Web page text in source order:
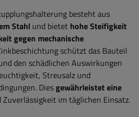
besteht aus
Stahl und bietet hohe Steifigkeit
gegen mechanische
schützt das Bauteil
den schädlichen Auswirkungen
Streusalz und
Diesgewährleistet eine
Zuverlässigkeit im täglichen Einsatz.